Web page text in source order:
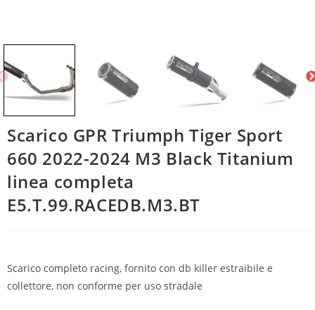
Scarico GPR Triumph Tiger Sport
660 2022-2024 M3 Black Titanium
linea completa
E5.T.99.RACEDB.M3.BT
Scarico completo racing, fornito con db killer estraibile e
collettore, non conforme per uso stradale